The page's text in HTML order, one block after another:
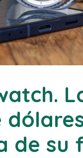
de su